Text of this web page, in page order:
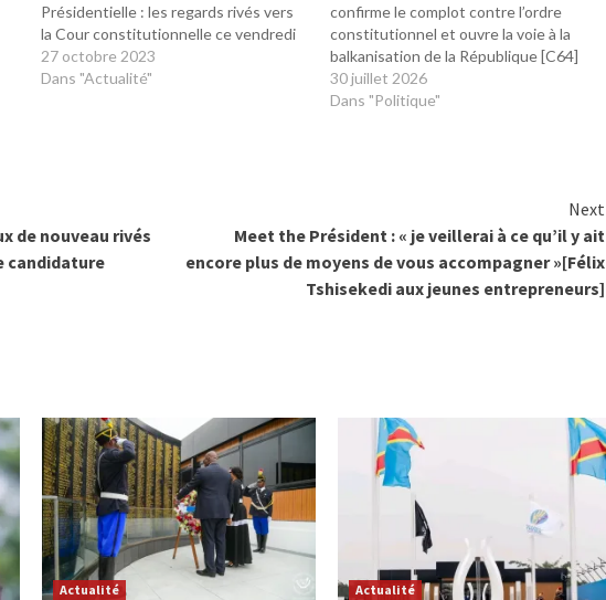
Présidentielle : les regards rivés vers
la Cour constitutionnelle ce vendredi
27 octobre 2023
Dans "Actualité"
confirme le complot contre l’ordre
constitutionnel et ouvre la voie à la
balkanisation de la République [C64]
30 juillet 2026
Dans "Politique"
de nouveau rivés
candidature
Next
Meet the Président : « je veillerai à ce qu’il y ait
encore plus de moyens de vous accompagner »[Félix
Tshisekedi aux jeunes entrepreneurs]
Actualité Actualité